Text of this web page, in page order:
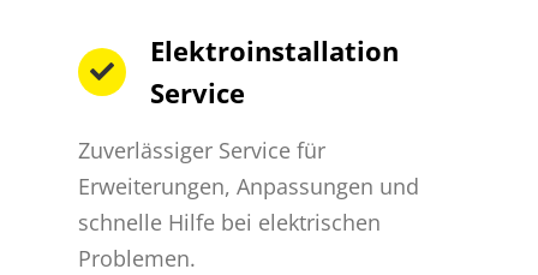
Elektroinstallation
Service
Zuverlässiger Service für
Erweiterungen, Anpassungen und
schnelle Hilfe bei elektrischen
Problemen.